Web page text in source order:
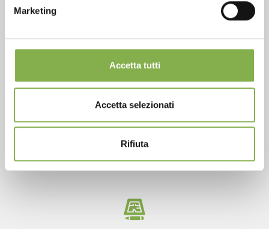
Marketing
Accetta tutti
Accetta selezionati
Rifiuta
Products ready for delivery